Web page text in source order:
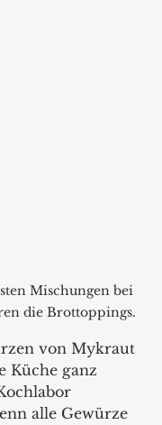
Mischungen bei
die Brottoppings.
von Mykraut
Küche ganz
alle Gewürze